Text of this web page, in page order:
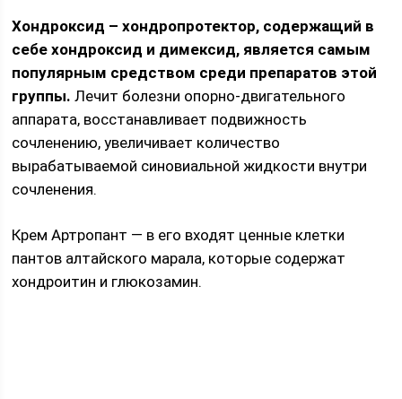
Хондроксид – хондропротектор, содержащий в
себе хондроксид и димексид, является самым
популярным средством среди препаратов этой
группы. Лечит болезни опорно-двигательного
аппарата, восстанавливает подвижность
сочленению, увеличивает количество
вырабатываемой синовиальной жидкости внутри
сочленения.
Крем Артропант — в его входят ценные клетки
пантов алтайского марала, которые содержат
хондроитин и глюкозамин.